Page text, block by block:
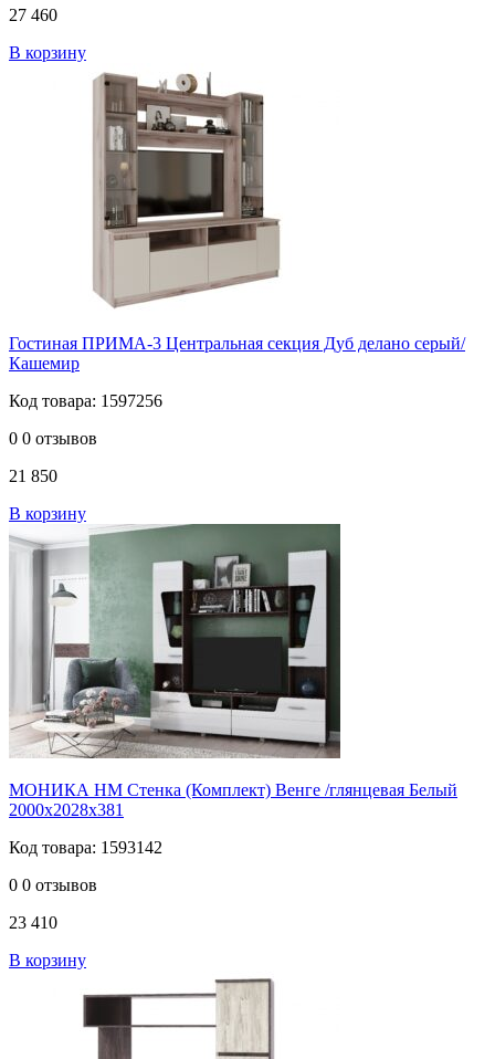
27 460
В корзину
Гостиная ПРИМА-3 Центральная секция Дуб делано серый/
Кашемир
Код товара: 1597256
0 0 отзывов
21 850
В корзину
МОНИКА НМ Стенка (Комплект) Венге /глянцевая Белый
2000х2028х381
Код товара: 1593142
0 0 отзывов
23 410
В корзину